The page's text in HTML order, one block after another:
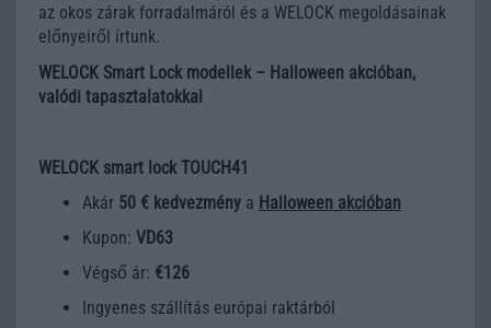
az okos zárak forradalmáról és a WELOCK megoldásainak
előnyeiről írtunk.
WELOCK Smart Lock modellek – Halloween akcióban,
valódi tapasztalatokkal
WELOCK smart lock TOUCH41
Akár 50 € kedvezmény a Halloween akcióban
Kupon: VD63
Végső ár: €126
Ingyenes szállítás európai raktárból